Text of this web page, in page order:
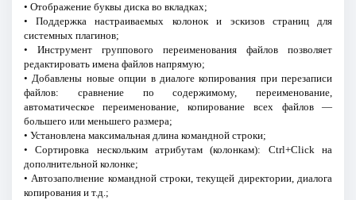
• Отображение буквы диска во вкладках;
• Поддержка настраиваемых колонок и эскизов страниц для
системных плагинов;
• Инструмент группового переименования файлов позволяет
редактировать имена файлов напрямую;
• Добавлены новые опции в диалоге копирования при перезаписи
файлов: сравнение по содержимому, переименование,
автоматическое переименование, копирование всех файлов —
большего или меньшего размера;
• Установлена максимальная длина командной строки;
• Сортировка нескольким атрибутам (колонкам): Ctrl+Click на
дополнительной колонке;
• Автозаполнение командной строки, текущей директории, диалога
копирования и т.д.;